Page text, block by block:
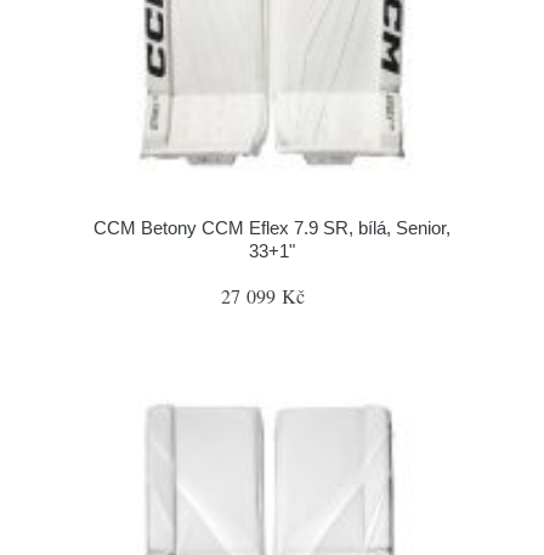
CCM Betony CCM Eflex 7.9 SR, bílá, Senior,
33+1"
27 099 Kč